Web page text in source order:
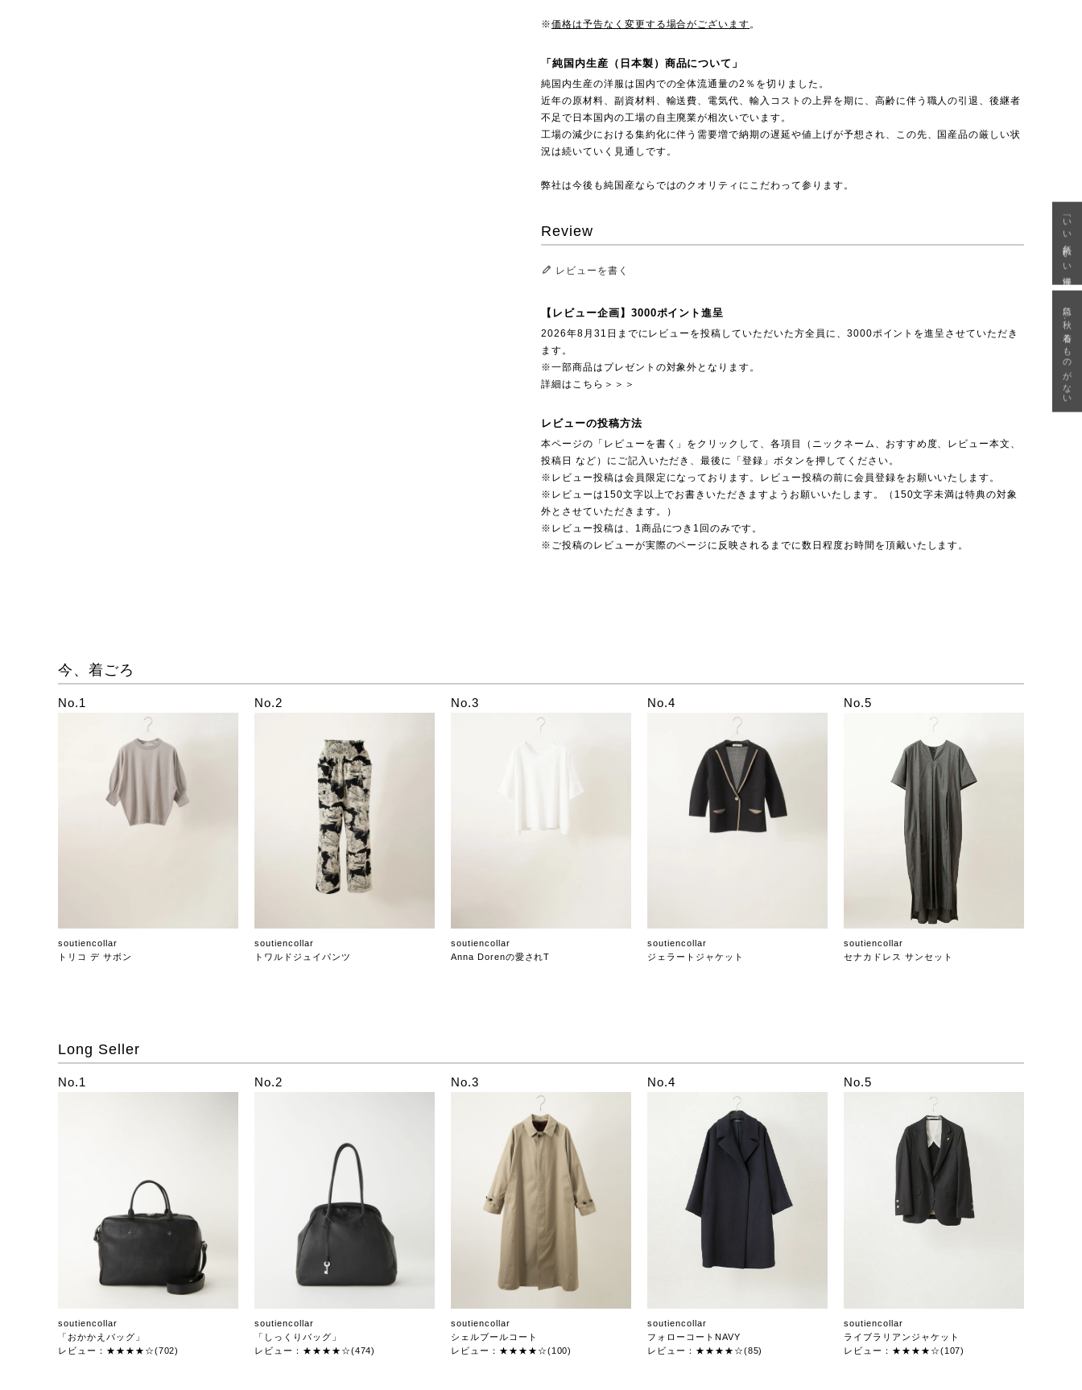
※価格は予告なく変更する場合がございます 。
「純国内生産（日本製）商品について」
純国内生産の洋服は国内での全体流通量の2％を切りました。
近年の原材料、副資材料、輸送費、電気代、輸入コストの上昇を期に、高齢に伴う職人の引退、後継者
不足で日本国内の工場の自主廃業が相次いでいます。
工場の減少における集約化に伴う需要増で納期の遅延や値上げが予想され、この先、国産品の厳しい状
況は続いていく見通しです。
弊社は今後も純国産ならではのクオリティにこだわって参ります。
Review
レビューを書く
【レビュー企画】3000ポイント進呈
2026年8月31日までにレビューを投稿していただいた方全員に、3000ポイントを進呈させていただき
ます。
※一部商品はプレゼントの対象外となります。
詳細はこちら＞＞＞
レビューの投稿方法
本ページの「レビューを書く」をクリックして、各項目（ニックネーム、おすすめ度、レビュー本文、
投稿日 など）にご記入いただき、最後に「登録」ボタンを押してください。
※レビュー投稿は会員限定になっております。レビュー投稿の前に会員登録をお願いいたします。
※レビューは150文字以上でお書きいただきますようお願いいたします。（150文字未満は特典の対象
外とさせていただきます。）
※レビュー投稿は、1商品につき1回のみです。
※ご投稿のレビューが実際のページに反映されるまでに数日程度お時間を頂戴いたします。
今、着ごろ
No.1
soutiencollar
トリコ デ サボン
No.2
soutiencollar
トワルドジュイパンツ
No.3
soutiencollar
Anna Dorenの愛されT
No.4
soutiencollar
ジェラートジャケット
No.5
soutiencollar
セナカドレス サンセット
Long Seller
No.1
soutiencollar
「おかかえバッグ」
レビュー：★★★★☆(702)
No.2
soutiencollar
「しっくりバッグ」
レビュー：★★★★☆(474)
No.3
soutiencollar
シェルブールコート
レビュー：★★★★☆(100)
No.4
soutiencollar
フォローコートNAVY
レビュー：★★★★☆(85)
No.5
soutiencollar
ライブラリアンジャケット
レビュー：★★★★☆(107)
「いい年齢 いい洋服」
急に秋、着るものがない